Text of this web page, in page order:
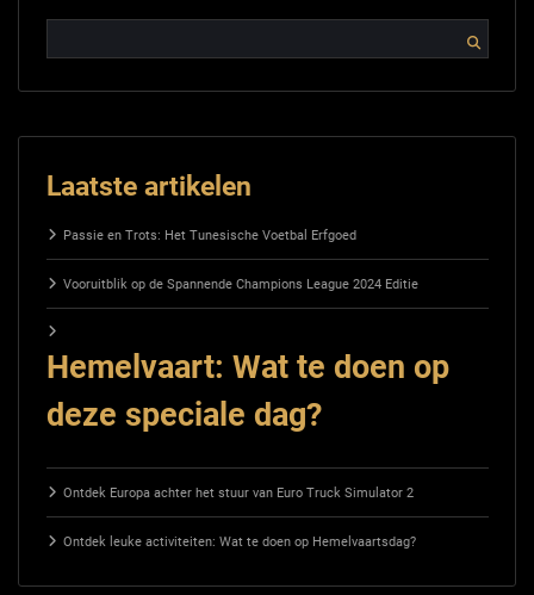
Laatste artikelen
Passie en Trots: Het Tunesische Voetbal Erfgoed
Vooruitblik op de Spannende Champions League 2024 Editie
Hemelvaart: Wat te doen op
deze speciale dag?
Ontdek Europa achter het stuur van Euro Truck Simulator 2
Ontdek leuke activiteiten: Wat te doen op Hemelvaartsdag?